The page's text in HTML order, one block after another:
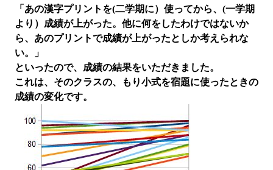
「あの漢字プリントを(二学期に）使ってから、(一学期
より）成績が上がった。他に何をしたわけではないか
ら、あのプリントで成績が上がったとしか考えられな
い。」
といったので、成績の結果をいただきました。
これは、そのクラスの、もり小式を宿題に使ったときの
成績の変化です。